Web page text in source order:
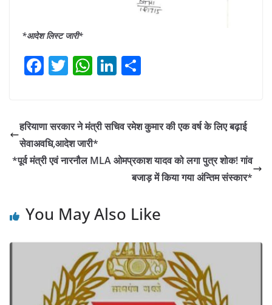
*आदेश लिस्ट जारी*
F
e
b
o
T
er
W
s
A
p
Li
e
n
e
हरियाणा सरकार ने मंत्री सचिव रमेश कुमार की एक वर्ष के लिए बढ़ाई
सेवाअवधि,आदेश जारी*
*पूर्व मंत्री एवं नारनौल MLA ओमप्रकाश यादव को लगा पुत्र शोक! गांव
बजाड़ में किया गया अंन्तिम संस्कार*
You May Also Like